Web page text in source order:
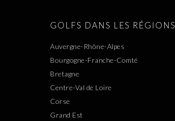
GOLFS DANS LES RÉGIONS
Auvergne-Rhône-Alpes
Bourgogne-Franche-Comté
Bretagne
Centre-Val de Loire
Corse
Grand Est